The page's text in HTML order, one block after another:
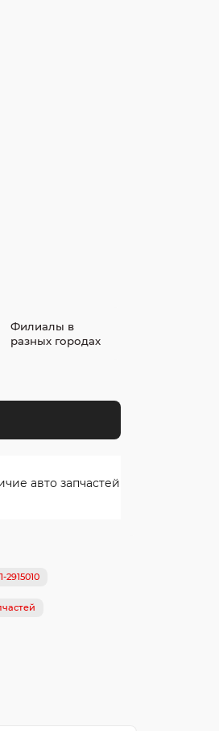
Филиалы в
разных городах
авто запчастей
2915010